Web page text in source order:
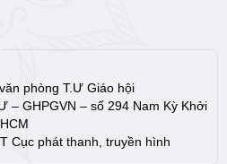
phòng T.Ư Giáo hội
– GHPGVN – số 294 Nam Kỳ Khởi
Cục phát thanh, truyền hình